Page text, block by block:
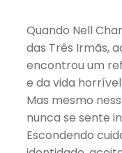
Quando Nell
das Três Irmãs,
encontrou um
e da vida
Mas mesmo
nunca se sente
Escondendo